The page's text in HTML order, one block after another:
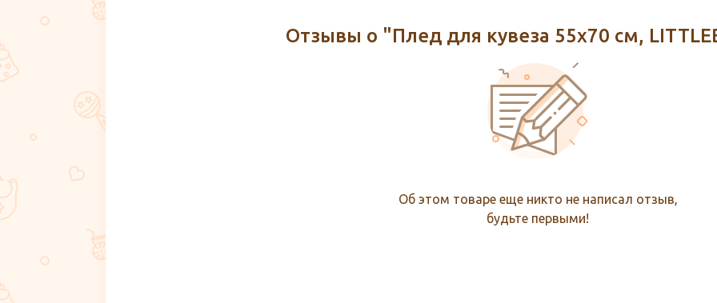
Отзывы о "Плед для кувеза 55x70 см,
Об этом товаре еще никто не написал отзыв,
будьте первыми!